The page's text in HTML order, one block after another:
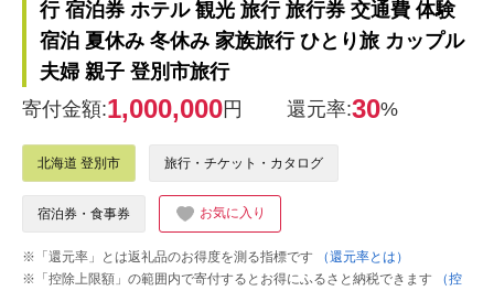
行 宿泊券 ホテル 観光 旅行 旅行券 交通費 体験
宿泊 夏休み 冬休み 家族旅行 ひとり旅 カップル
夫婦 親子 登別市旅行
寄付金額:1,000,000円 還元率:30%
北海道 登別市 旅行・チケット・カタログ
宿泊券・食事券 お気に入り
※「還元率」とは返礼品のお得度を測る指標です
（還元率とは）
※「控除上限額」の範囲内で寄付するとお得にふるさと納税できます
（控